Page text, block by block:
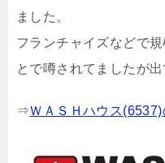
ました。
フランチャイズなどで
とで噂されてましたが出
⇒ＷＡＳＨハウス